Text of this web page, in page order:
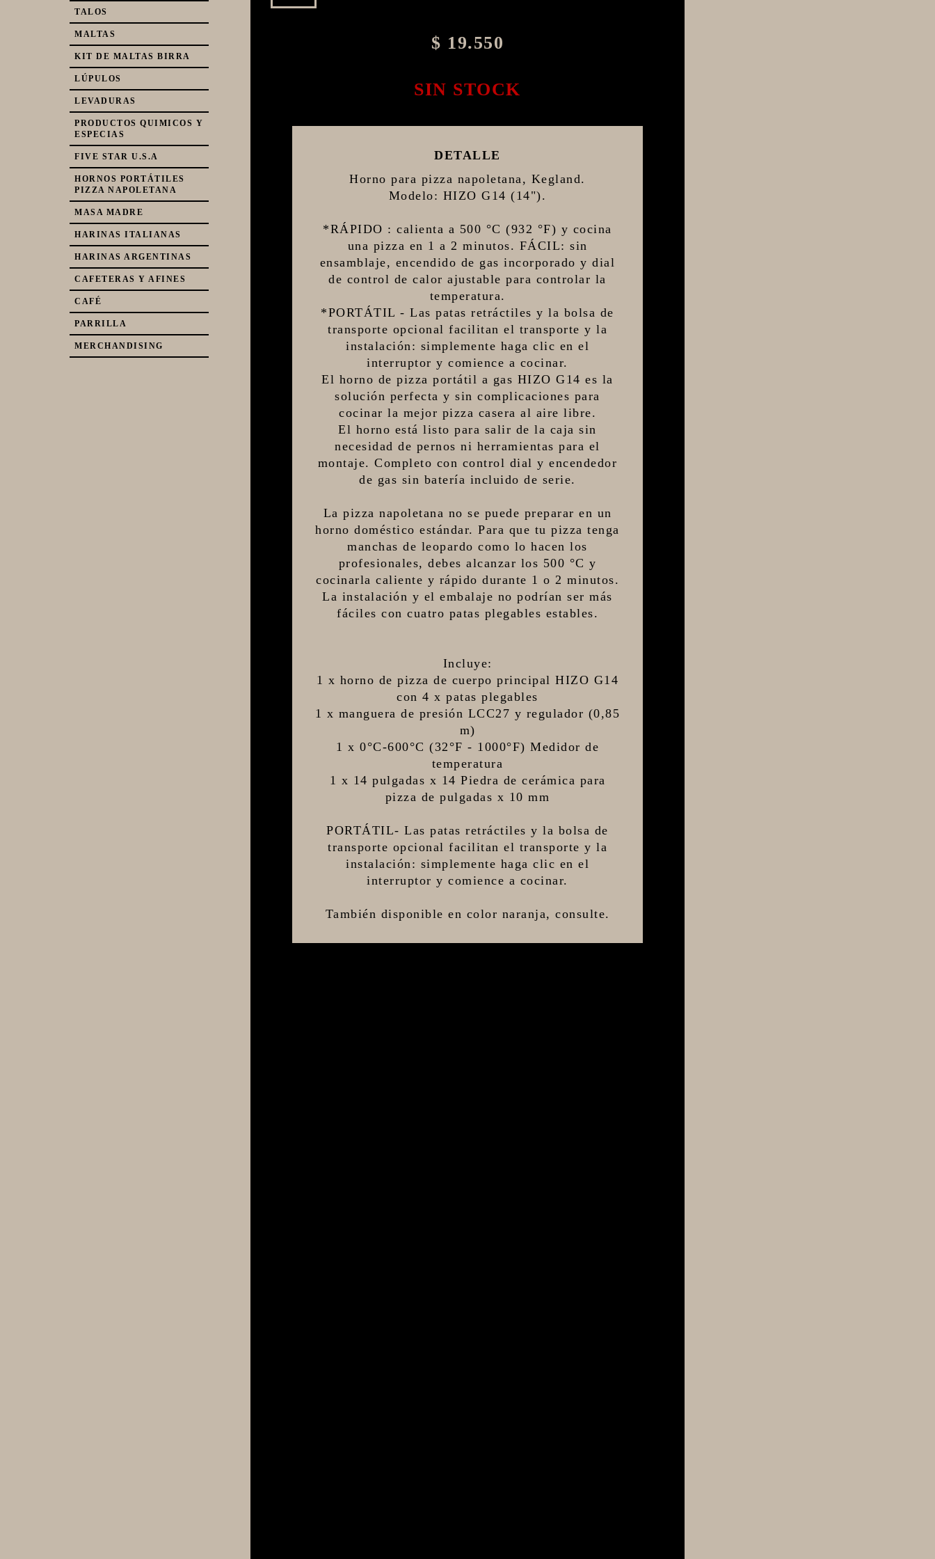
TALOS
MALTAS
KIT DE MALTAS BIRRA
LÚPULOS
LEVADURAS
PRODUCTOS QUIMICOS Y
ESPECIAS
FIVE STAR U.S.A
HORNOS PORTÁTILES
PIZZA NAPOLETANA
MASA MADRE
HARINAS ITALIANAS
HARINAS ARGENTINAS
CAFETERAS Y AFINES
CAFÉ
PARRILLA
MERCHANDISING
$ 19.550
SIN STOCK
DETALLE
Horno para pizza napoletana, Kegland.
Modelo: HIZO G14 (14").
*RÁPIDO : calienta a 500 °C (932 °F) y cocina
una pizza en 1 a 2 minutos. FÁCIL: sin
ensamblaje, encendido de gas incorporado y dial
de control de calor ajustable para controlar la
temperatura.
*PORTÁTIL - Las patas retráctiles y la bolsa de
transporte opcional facilitan el transporte y la
instalación: simplemente haga clic en el
interruptor y comience a cocinar.
El horno de pizza portátil a gas HIZO G14 es la
solución perfecta y sin complicaciones para
cocinar la mejor pizza casera al aire libre.
El horno está listo para salir de la caja sin
necesidad de pernos ni herramientas para el
montaje. Completo con control dial y encendedor
de gas sin batería incluido de serie.
La pizza napoletana no se puede preparar en un
horno doméstico estándar. Para que tu pizza tenga
manchas de leopardo como lo hacen los
profesionales, debes alcanzar los 500 °C y
cocinarla caliente y rápido durante 1 o 2 minutos.
La instalación y el embalaje no podrían ser más
fáciles con cuatro patas plegables estables.
Incluye:
1 x horno de pizza de cuerpo principal HIZO G14
con 4 x patas plegables
1 x manguera de presión LCC27 y regulador (0,85
m)
1 x 0°C-600°C (32°F - 1000°F) Medidor de
temperatura
1 x 14 pulgadas x 14 Piedra de cerámica para
pizza de pulgadas x 10 mm
PORTÁTIL- Las patas retráctiles y la bolsa de
transporte opcional facilitan el transporte y la
instalación: simplemente haga clic en el
interruptor y comience a cocinar.
También disponible en color naranja, consulte.